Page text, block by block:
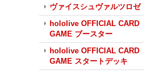
ヴァイスシュヴァルツロゼ
hololive OFFICIAL CARD
GAME ブースター
hololive OFFICIAL CARD
GAME スタートデッキ